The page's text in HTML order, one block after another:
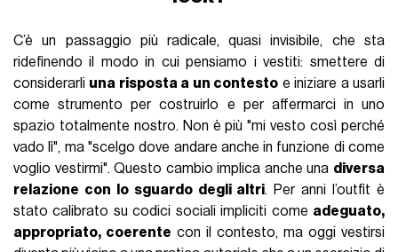
C’è un passaggio più radicale, quasi invisibile, che sta
ridefinendo il modo in cui pensiamo i vestiti: smettere di
considerarli una risposta a un contesto e iniziare a usarli
come strumento per costruirlo e per affermarci in uno
spazio totalmente nostro. Non è più "mi vesto così perché
vado lì", ma "scelgo dove andare anche in funzione di come
voglio vestirmi". Questo cambio implica anche una diversa
relazione con lo sguardo degli altri. Per anni l’outfit è
stato calibrato su codici sociali impliciti come adeguato,
appropriato, coerente con il contesto, ma oggi vestirsi